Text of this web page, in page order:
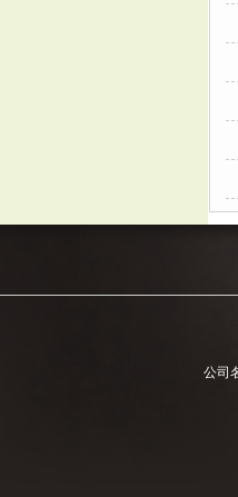
公司